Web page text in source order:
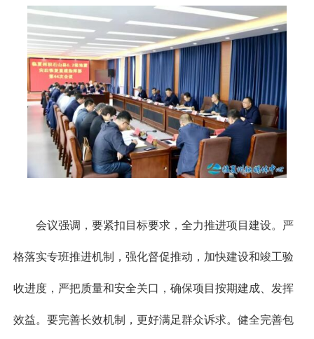
会议强调，要紧扣目标要求，全力推进项目建设。严
格落实专班推进机制，强化督促推动，加快建设和竣工验
收进度，严把质量和安全关口，确保项目按期建成、发挥
效益。要完善长效机制，更好满足群众诉求。健全完善包